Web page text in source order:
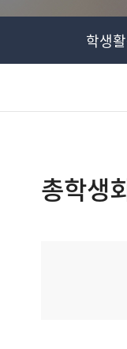
학생
총학생